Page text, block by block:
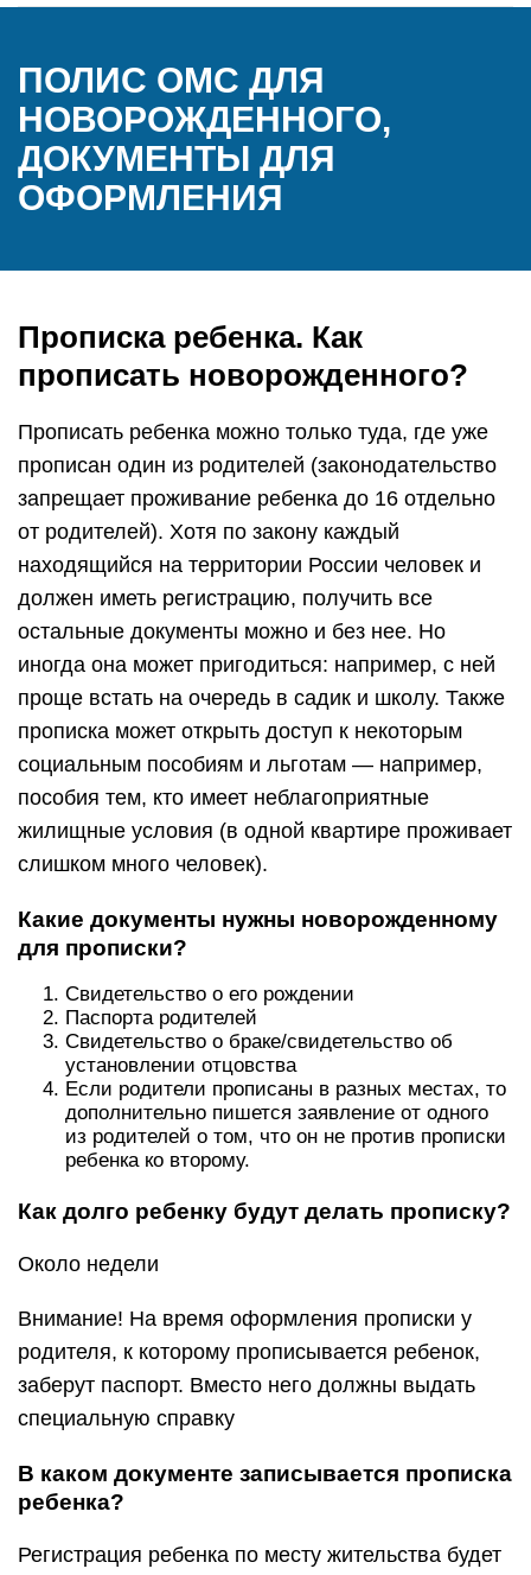
ПОЛИС ОМС ДЛЯ
НОВОРОЖДЕННОГО,
ДОКУМЕНТЫ ДЛЯ
ОФОРМЛЕНИЯ
Прописка ребенка. Как
прописать новорожденного?
Прописать ребенка можно только туда, где уже
прописан один из родителей (законодательство
запрещает проживание ребенка до 16 отдельно
от родителей). Хотя по закону каждый
находящийся на территории России человек и
должен иметь регистрацию, получить все
остальные документы можно и без нее. Но
иногда она может пригодиться: например, с ней
проще встать на очередь в садик и школу. Также
прописка может открыть доступ к некоторым
социальным пособиям и льготам — например,
пособия тем, кто имеет неблагоприятные
жилищные условия (в одной квартире проживает
слишком много человек).
Какие документы нужны новорожденному
для прописки?
Свидетельство о его рождении
Паспорта родителей
Свидетельство о браке/свидетельство об
установлении отцовства
Если родители прописаны в разных местах, то
дополнительно пишется заявление от одного
из родителей о том, что он не против прописки
ребенка ко второму.
Как долго ребенку будут делать прописку?
Около недели
Внимание! На время оформления прописки у
родителя, к которому прописывается ребенок,
заберут паспорт. Вместо него должны выдать
специальную справку
В каком документе записывается прописка
ребенка?
Регистрация ребенка по месту жительства будет